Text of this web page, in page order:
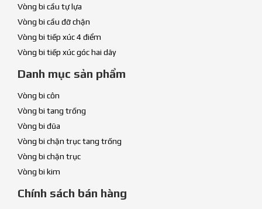
Vòng bi cầu tự lựa
Vòng bi cầu đỡ chặn
Vòng bi tiếp xúc 4 điểm
Vòng bi tiếp xúc góc hai dãy
Danh mục sản phẩm
Vòng bi côn
Vòng bi tang trống
Vòng bi đũa
Vòng bi chặn trục tang trống
Vòng bi chặn trục
Vòng bi kim
Chính sách bán hàng